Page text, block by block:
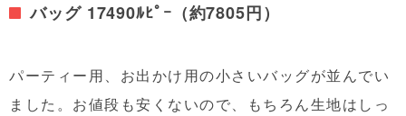
バッグ 17490ﾙﾋﾟｰ（約7805円）
パーティー用、お出かけ用の小さいバッグが並んでい
ました。お値段も安くないので、もちろん生地はしっ